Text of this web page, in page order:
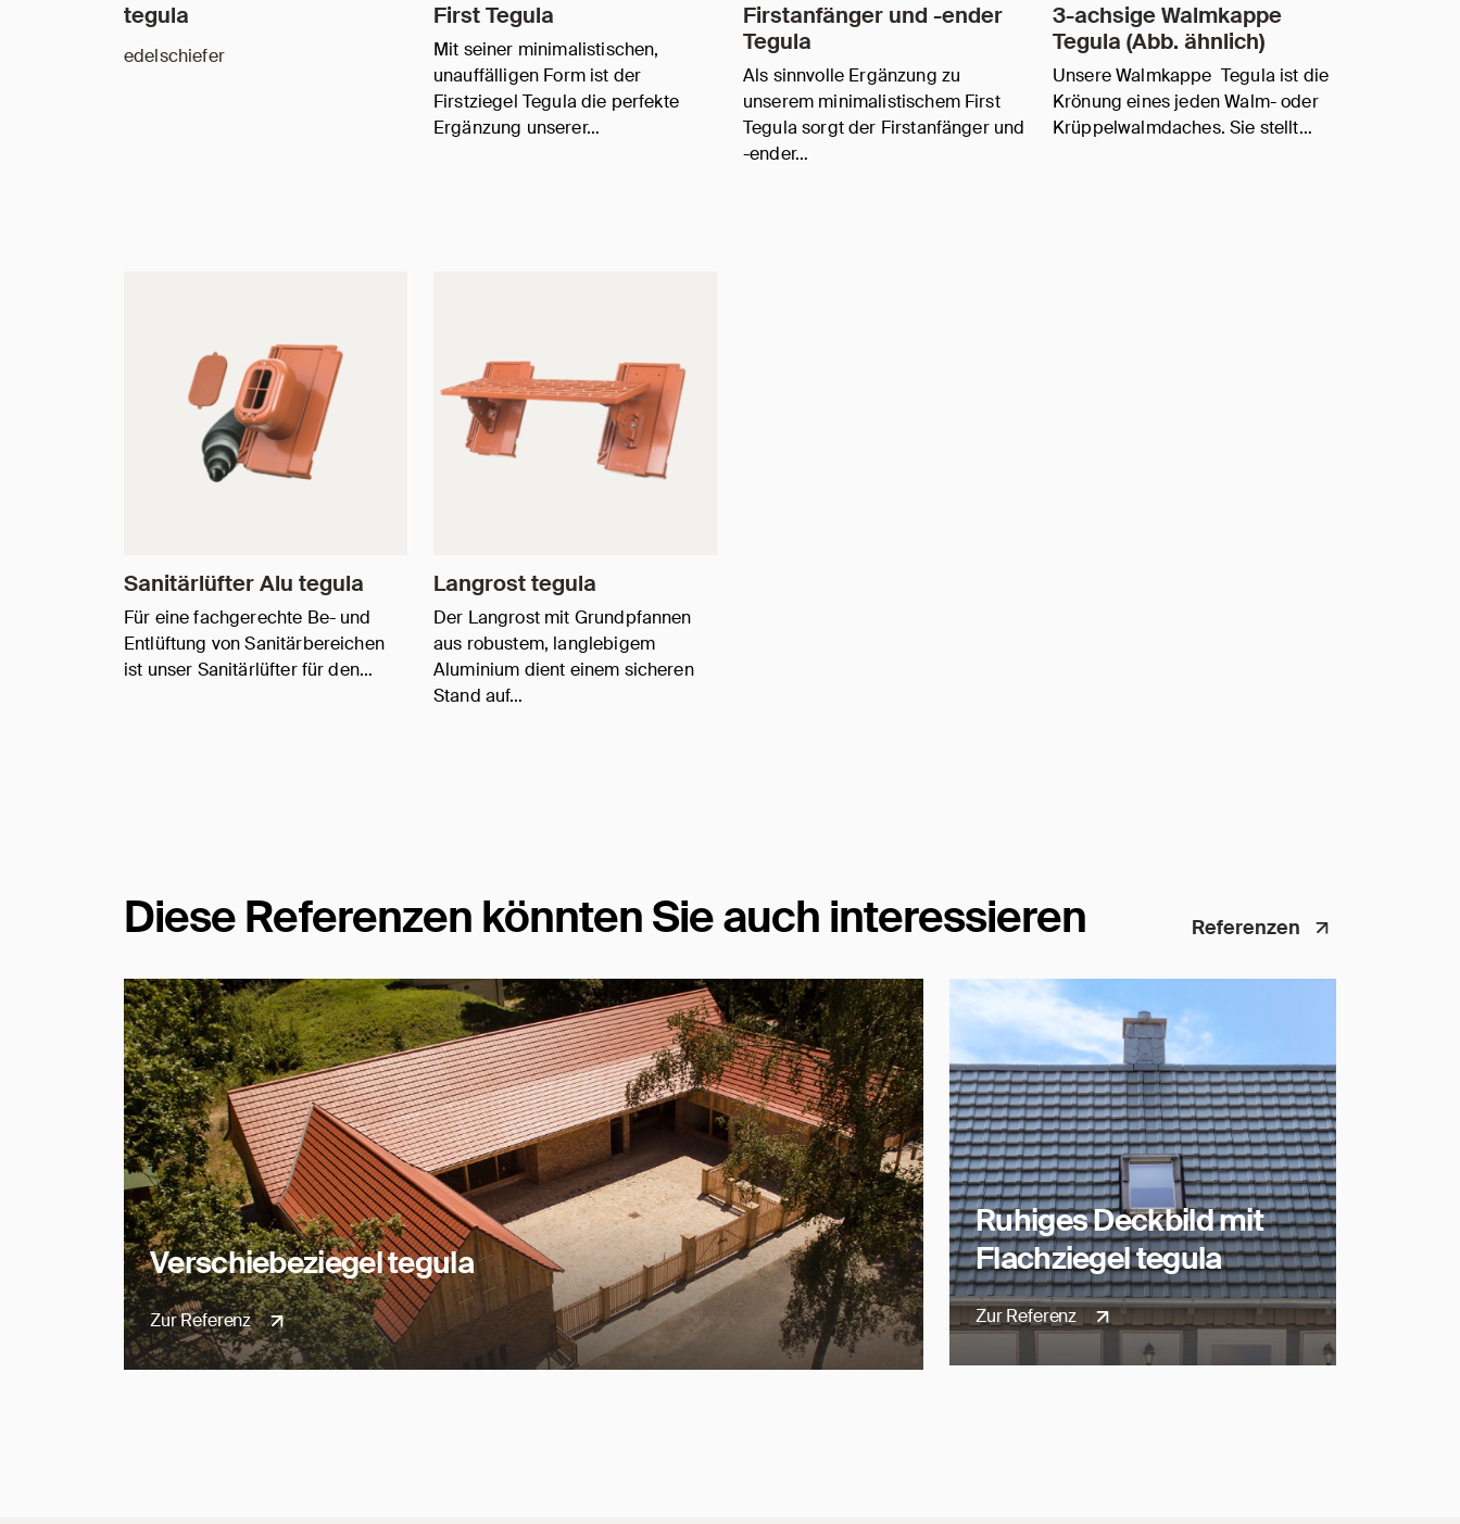
tegula
edelschiefer
First Tegula
Mit seiner minimalistischen,
unauffälligen Form ist der
Firstziegel Tegula die perfekte
Ergänzung unserer…
Firstanfänger und -ender
Tegula
Als sinnvolle Ergänzung zu
unserem minimalistischem First
Tegula sorgt der Firstanfänger und
-ender…
3-achsige Walmkappe
Tegula (Abb. ähnlich)
Unsere Walmkappe Tegula ist die
Krönung eines jeden Walm- oder
Krüppelwalmdaches. Sie stellt…
Sanitärlüfter Alu tegula
Für eine fachgerechte Be- und
Entlüftung von Sanitärbereichen
ist unser Sanitärlüfter für den…
Langrost tegula
Der Langrost mit Grundpfannen
aus robustem, langlebigem
Aluminium dient einem sicheren
Stand auf…
Diese Referenzen könnten Sie auch interessieren Referenzen
Verschiebeziegel tegula
Zur Referenz
Ruhiges Deckbild mit
Flachziegel tegula
Zur Referenz